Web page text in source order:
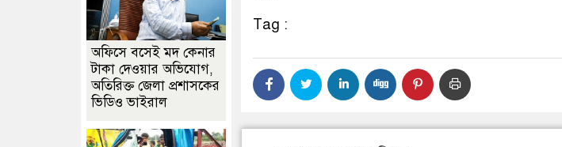
Tag :
অফিসে বসেই মদ কেনার
টাকা দেওয়ার অভিযোগ,
অতিরিক্ত জেলা প্রশাসকের
ভিডিও ভাইরাল